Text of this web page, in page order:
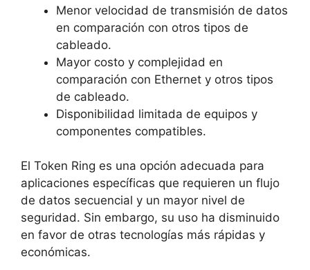
Menor velocidad de transmisión de datos
en comparación con otros tipos de
cableado.
Mayor costo y complejidad en
comparación con Ethernet y otros tipos
de cableado.
Disponibilidad limitada de equipos y
componentes compatibles.
El Token Ring es una opción adecuada para
aplicaciones específicas que requieren un flujo
de datos secuencial y un mayor nivel de
seguridad. Sin embargo, su uso ha disminuido
en favor de otras tecnologías más rápidas y
económicas.